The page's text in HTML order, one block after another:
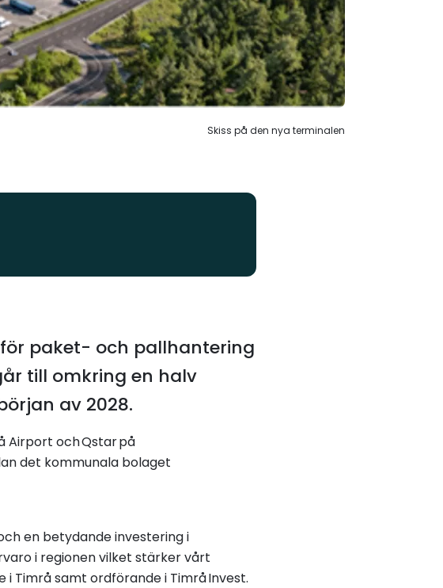
Skiss på den nya terminalen
paket- och pallhantering
till omkring en halv
av 2028.
Airport och Qstar på
det kommunala bolaget
en betydande investering i
i regionen vilket stärker vårt
i Timrå samt ordförande i Timrå Invest.